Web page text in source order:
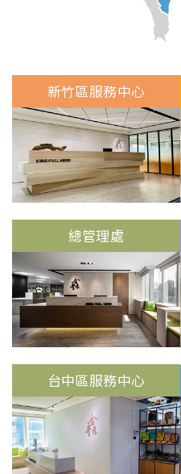
新竹區服務中心
總管理處
台中區服務中心